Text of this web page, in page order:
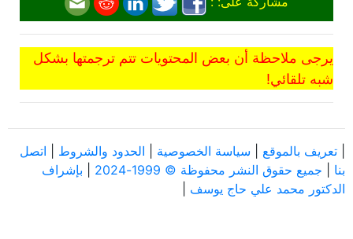
يرجى ملاحظة أن بعض المحتويات تتم ترجمتها بشكل
شبه تلقائي!
تعريف بالموقع سياسة الخصوصية الحدود والشروط
اتصل
بنا
جميع حقوق النشر محفوظة © 1999-2024
بإشراف
الدكتور محمد علي حاج يوسف